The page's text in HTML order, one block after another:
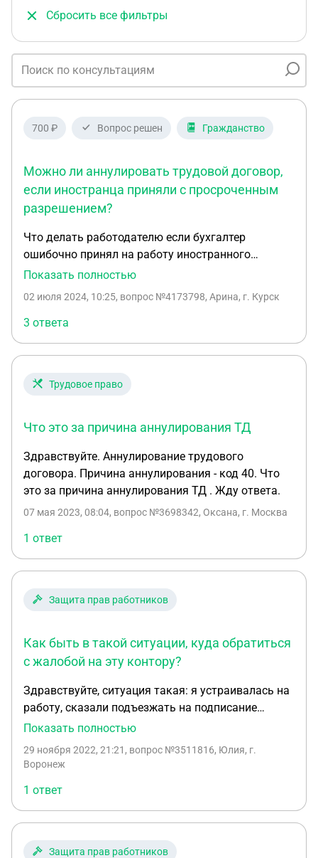
Сбросить все фильтры
700 ₽ Вопрос решен Гражданство
Можно ли аннулировать трудовой договор,
если иностранца приняли с просроченным
разрешением?
Что делать работодателю если бухгалтер
ошибочно принял на работу иностранного
гражданина с просроченным временным
работу 11.06, срок пребывания был до 5.06, срок
патента до 05.07, работник обратился в
миграционную службу для продления патента, но
ему сказали нужно делать выезд из страны.
договора и оформить заново с новыми
Показать полностью
02 июля 2024, 10:25, вопрос №4173798, Арина, г. Курск
3 ответа
Трудовое право
Что это за причина аннулирования ТД
Здравствуйте. Аннулирование трудового
договора. Причина аннулирования - код 40. Что
это за причина аннулирования ТД . Жду ответа.
07 мая 2023, 08:04, вопрос №3698342, Оксана, г. Москва
1 ответ
Защита прав работников
Как быть в такой ситуации, куда обратиться
с жалобой на эту контору?
Здравствуйте, ситуация такая: я устраивалась на
работу, сказали подъезжать на подписание
документов, я не поехала и ни какие документы
запись что я оформлена у них, прииказ и. Т. На
аннулирование трудового договора, что у них в
системе уже проведено, НО я ни чего не
подписывала. Как быть в такой ситуации, куда
обратиться с жалобой на эту контору?
Показать полностью
29 ноября 2022, 21:21 , вопрос №3511816, Юлия, г.
Воронеж
1 ответ
Защита прав работников